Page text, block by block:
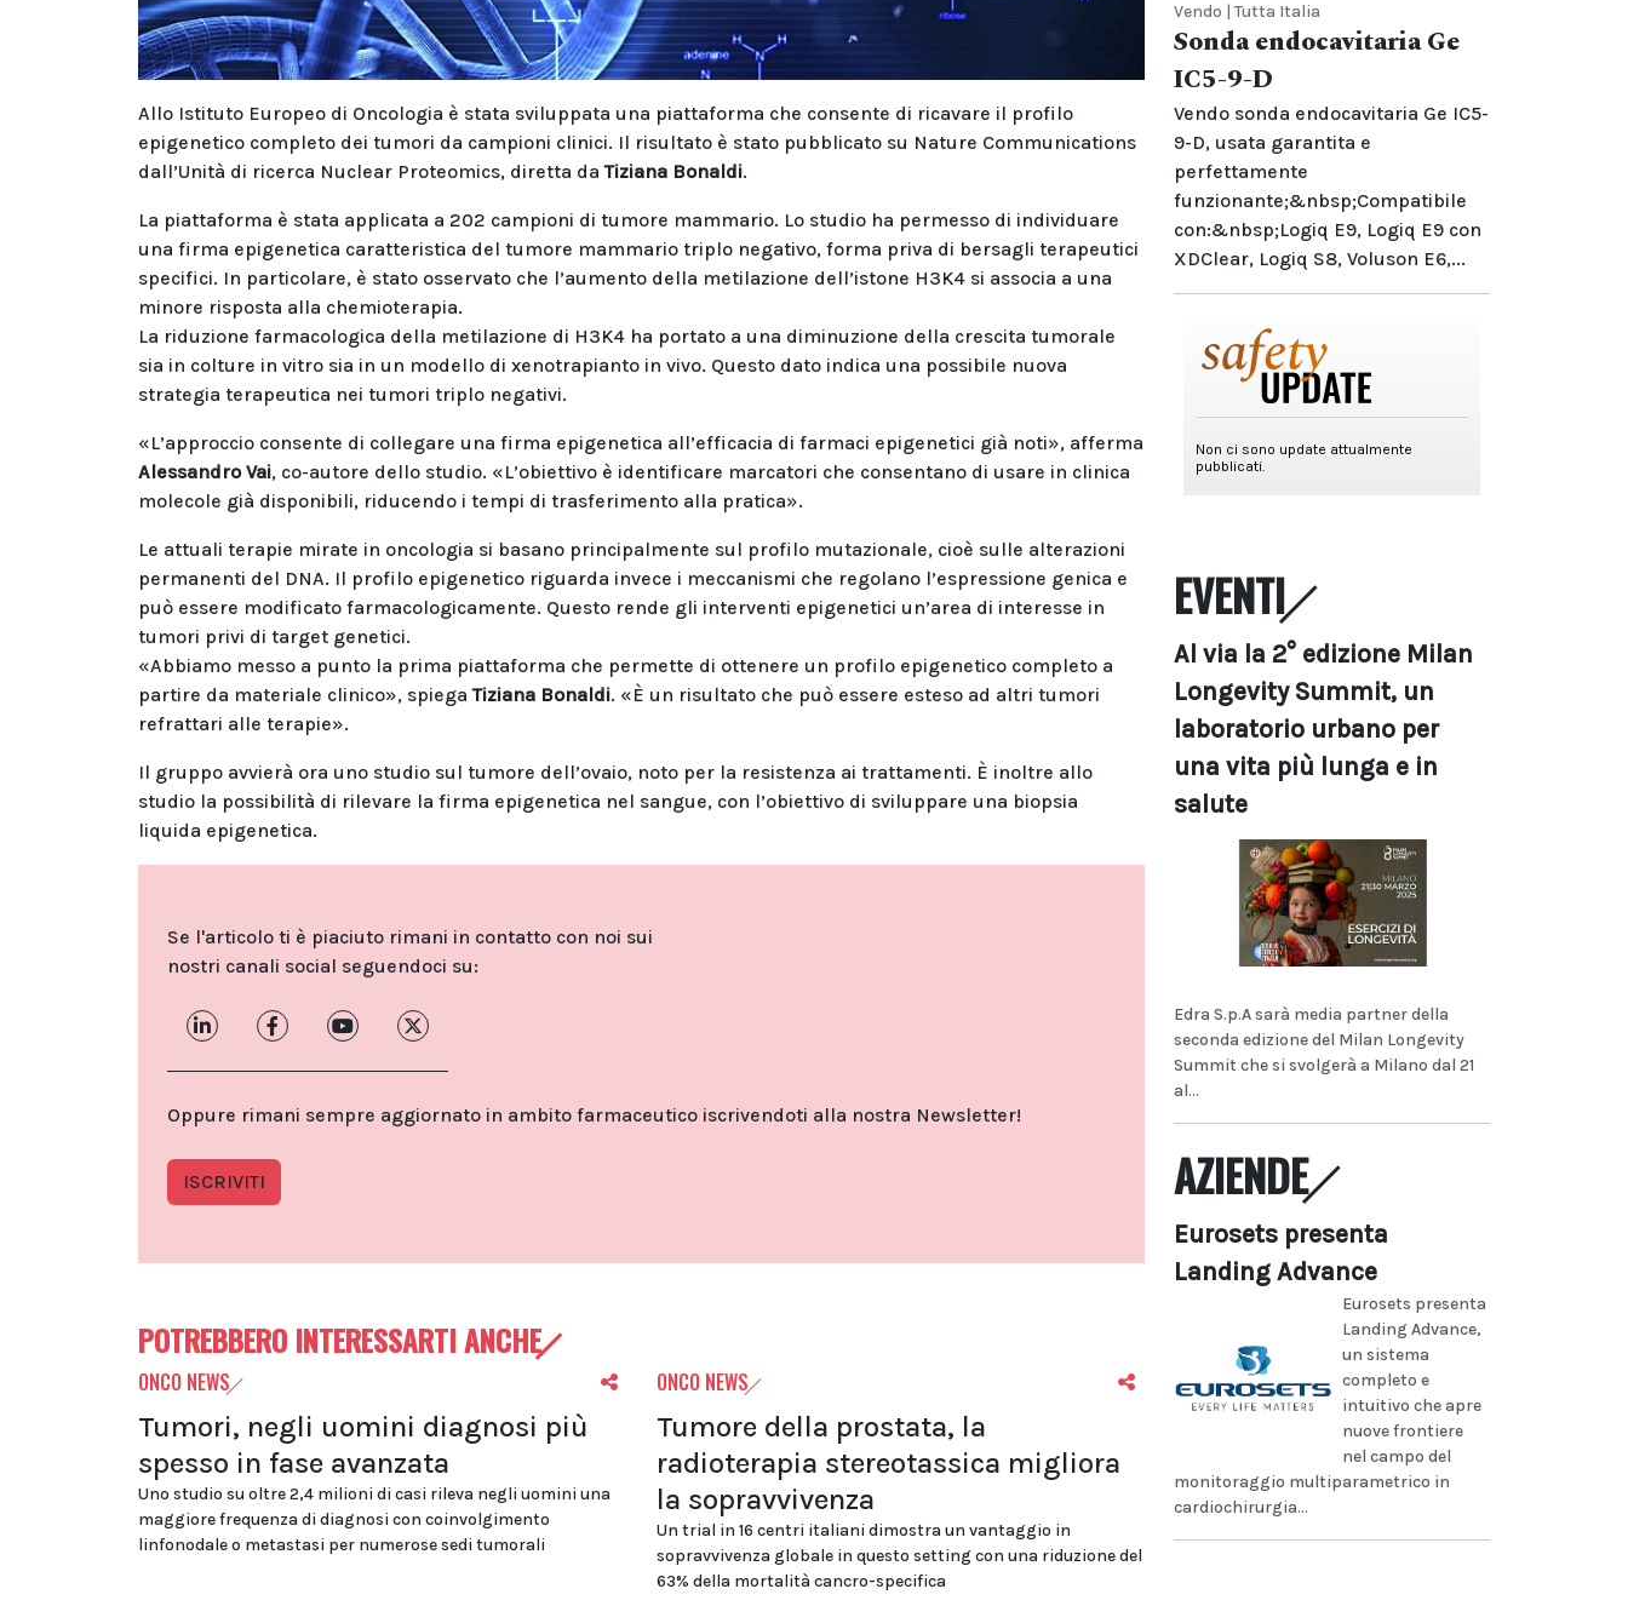
Allo Istituto Europeo di Oncologia è stata sviluppata una piattaforma che consente di ricavare il profilo
epigenetico completo dei tumori da campioni clinici. Il risultato è stato pubblicato su Nature Communications
dall’Unità di ricerca Nuclear Proteomics, diretta da Tiziana Bonaldi.
La piattaforma è stata applicata a 202 campioni di tumore mammario. Lo studio ha permesso di individuare
una firma epigenetica caratteristica del tumore mammario triplo negativo, forma priva di bersagli terapeutici
specifici. In particolare, è stato osservato che l’aumento della metilazione dell’istone H3K4 si associa a una
minore risposta alla chemioterapia.
La riduzione farmacologica della metilazione di H3K4 ha portato a una diminuzione della crescita tumorale
sia in colture in vitro sia in un modello di xenotrapianto in vivo. Questo dato indica una possibile nuova
strategia terapeutica nei tumori triplo negativi.
«L’approccio consente di collegare una firma epigenetica all’efficacia di farmaci epigenetici già noti», afferma
Alessandro Vai, co-autore dello studio. «L’obiettivo è identificare marcatori che consentano di usare in clinica
molecole già disponibili, riducendo i tempi di trasferimento alla pratica».
Le attuali terapie mirate in oncologia si basano principalmente sul profilo mutazionale, cioè sulle alterazioni
permanenti del DNA. Il profilo epigenetico riguarda invece i meccanismi che regolano l’espressione genica e
può essere modificato farmacologicamente. Questo rende gli interventi epigenetici un’area di interesse in
tumori privi di target genetici.
«Abbiamo messo a punto la prima piattaforma che permette di ottenere un profilo epigenetico completo a
partire da materiale clinico», spiegaTiziana Bonaldi. «È un risultato che può essere esteso ad altri tumori
refrattari alle terapie».
Il gruppo avvierà ora uno studio sul tumore dell’ovaio, noto per la resistenza ai trattamenti. È inoltre allo
studio la possibilità di rilevare la firma epigenetica nel sangue, con l’obiettivo di sviluppare una biopsia
liquida epigenetica.
Se l'articolo ti è piaciuto rimani in contatto con noi sui
nostri canali social seguendoci su:
Oppure rimani sempre aggiornato in ambito farmaceutico iscrivendoti alla nostra Newsletter!
ISCRIVITI
POTREBBERO INTERESSARTI ANCHE
ONCO NEWS
Tumori, negli uomini diagnosi più
spesso in fase avanzata
Uno studio su oltre 2,4 milioni di casi rileva negli uomini una
maggiore frequenza di diagnosi con coinvolgimento
linfonodale o metastasi per numerose sedi tumorali
ONCO NEWS
Tumore della prostata, la
radioterapia stereotassica migliora
la sopravvivenza
Un trial in 16 centri italiani dimostra un vantaggio in
sopravvivenza globale in questo setting con una riduzione del
63% della mortalità cancro-specifica
Vendo | Tutta Italia
Sonda endocavitaria Ge
IC5-9-D
Vendo sonda endocavitaria Ge IC5-
9-D, usata garantita e
perfettamente
funzionante;&nbsp;Compatibile
con:&nbsp;Logiq E9, Logiq E9 con
XDClear, Logiq S8, Voluson E6,...
EVENTI
Al via la 2° edizione Milan
Longevity Summit, un
laboratorio urbano per
una vita più lunga e in
salute
Edra S.p.A sarà media partner della
seconda edizione del Milan Longevity
Summit che si svolgerà a Milano dal 21
al...
AZIENDE
Eurosets presenta
Landing Advance
Eurosets presenta
Landing Advance,
un sistema
completo e
intuitivo che apre
nuove frontiere
nel campo del
monitoraggio multiparametrico in
cardiochirurgia...